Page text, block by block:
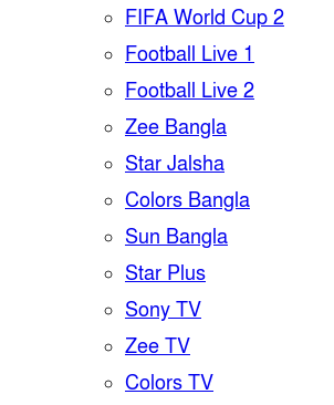
FIFA World Cup 2
Football Live 1
Football Live 2
Zee Bangla
Star Jalsha
Colors Bangla
Sun Bangla
Star Plus
Sony TV
Zee TV
Colors TV